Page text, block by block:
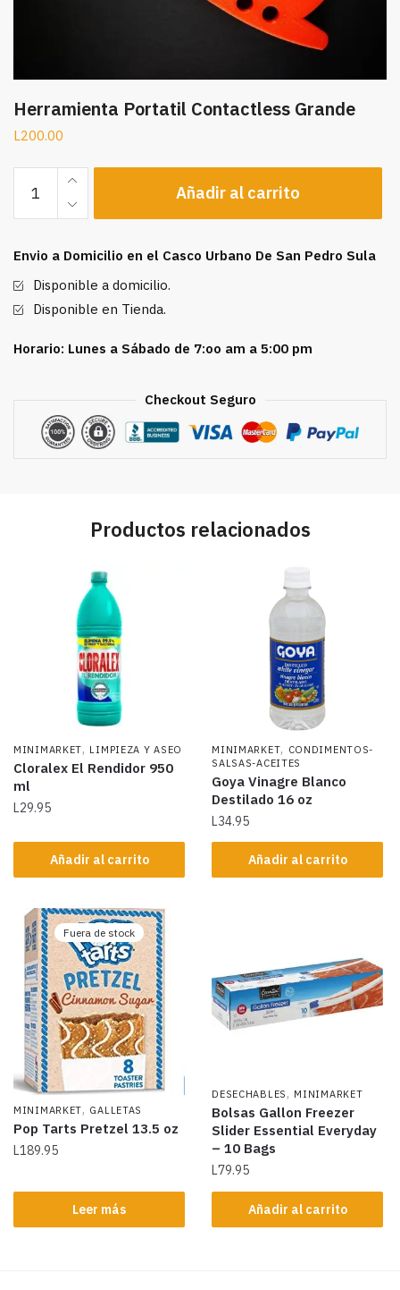
Herramienta Portatil Contactless Grande
L200.00
Herramienta
Portatil
Contactless
cantidad
Añadir al carrito
Envio a Domicilio en el Casco Urbano De San Pedro Sula
Disponible a domicilio.
Disponible en Tienda.
Horario: Lunes a Sábado de 7:oo am a 5:00 pm
Checkout Seguro
Productos relacionados
MINIMARKET, LIMPIEZA Y ASEO
Cloralex El Rendidor 950
ml
L29.95
Añadir al carrito
MINIMARKET, CONDIMENTOS-
SALSAS-ACEITES
Goya Vinagre Blanco
Destilado 16 oz
L34.95
Añadir al carrito
Fuera de stock
MINIMARKET, GALLETAS
Pop Tarts Pretzel 13.5 oz
L189.95
Leer más
DESECHABLES , MINIMARKET
Bolsas Gallon Freezer
Slider Essential Everyday
– 10 Bags
L79.95
Añadir al carrito